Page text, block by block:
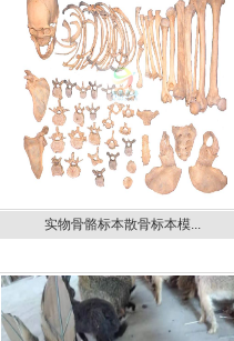
实物骨骼标本散骨标本模...